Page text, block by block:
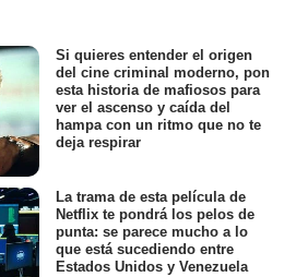
Si quieres entender el origen
del cine criminal moderno, pon
esta historia de mafiosos para
ver el ascenso y caída del
hampa con un ritmo que no te
deja respirar
La trama de esta película de
Netflix te pondrá los pelos de
punta: se parece mucho a lo
que está sucediendo entre
Estados Unidos y Venezuela